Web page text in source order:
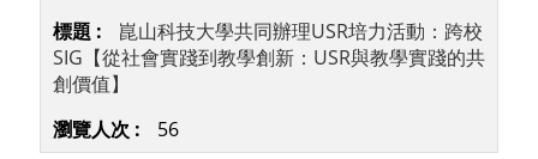
崑山科技大學共同辦理USR培力活動：跨校
SIG【從社會實踐到教學創新：USR與教學實踐的共
創價值】
56